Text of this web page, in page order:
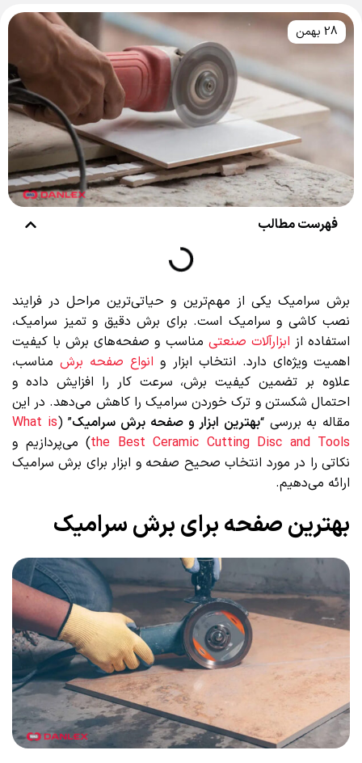
فهرست مطالب
برش سرامیک یکی از مهم‌ترین و حیاتی‌ترین مراحل در فرایند
نصب کاشی و سرامیک است. برای برش دقیق و تمیز سرامیک،
استفاده از ابزارآلات صنعتی مناسب و صفحه‌های برش با کیفیت
اهمیت ویژه‌ای دارد. انتخاب ابزار و انواع صفحه برشمناسب،
علاوه بر تضمین کیفیت برش، سرعت کار را افزایش داده و
احتمال شکستن و ترک خوردن سرامیک را کاهش می‌دهد. در این
مقاله به بررسی “بهترین ابزار و صفحه برش سرامیک” (
What is
the Best Ceramic Cutting Disc and Tools) می‌پردازیم و
نکاتی را در مورد انتخاب صحیح صفحه و ابزار برای برش سرامیک
ارائه می‌دهیم.
بهترین صفحه برای برش سرامیک
28 بهمن